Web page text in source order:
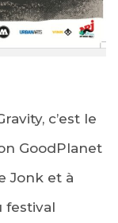
c’est le
GoodPlanet
Jonk et à
festival